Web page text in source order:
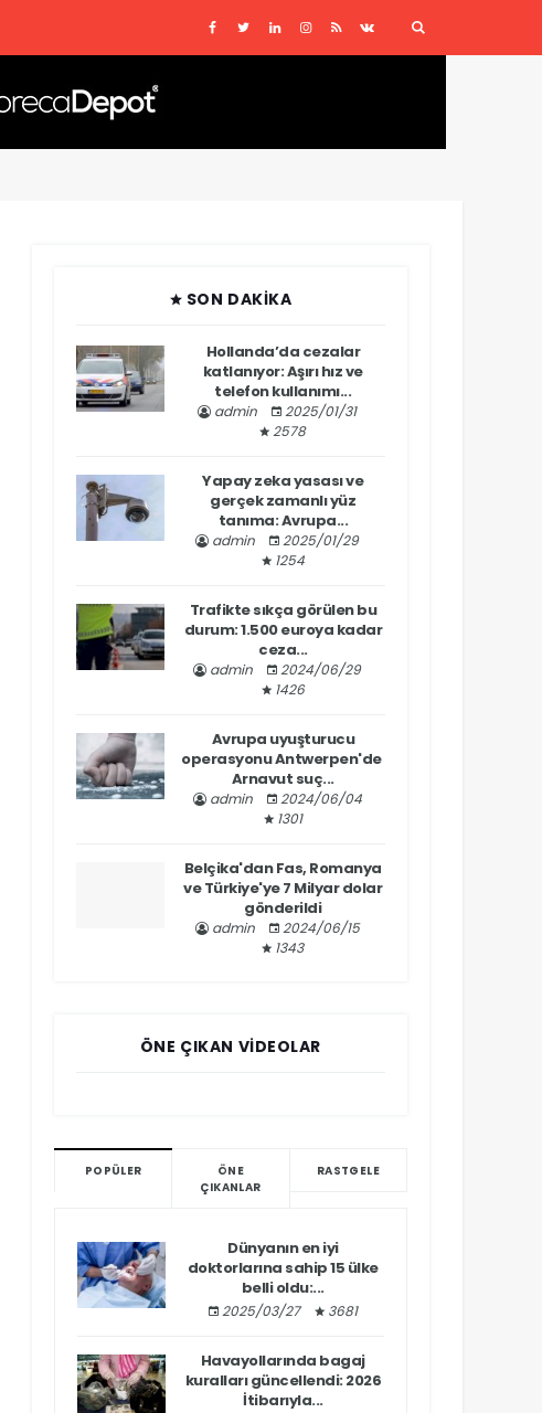
SON DAKIKA
Hollanda’da cezalar
katlanıyor: Aşırı hız ve
telefon kullanımı...
admin
2025/01/31
2578
Yapay zeka yasası ve
gerçek zamanlı yüz
tanıma: Avrupa...
admin
2025/01/29
1254
Trafikte sıkça görülen bu
durum: 1.500 euroya kadar
ceza...
admin
2024/06/29
1426
Avrupa uyuşturucu
operasyonu Antwerpen'de
Arnavut suç...
admin
2024/06/04
1301
Belçika'dan Fas, Romanya
ve Türkiye'ye 7 Milyar dolar
gönderildi
admin
2024/06/15
1343
ÖNE ÇIKAN VIDEOLAR
POPÜLER
ÖNE
ÇIKANLAR
RASTGELE
Dünyanın en iyi
doktorlarına sahip 15 ülke
belli oldu:...
2025/03/27 3681
Havayollarında bagaj
kuralları güncellendi: 2026
İtibarıyla...